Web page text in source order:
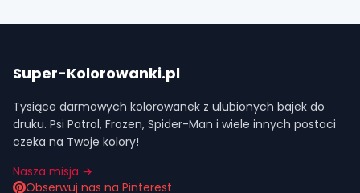
Super-Kolorowanki.pl
Tysiące darmowych kolorowanek z ulubionych bajek do
druku. Psi Patrol, Frozen, Spider-Man i wiele innych postaci
czeka na Twoje kolory!
Nasza misja →
Obserwuj nas na Pinterest